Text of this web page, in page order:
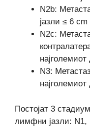
N2b:
јазли ≤ 6
N2c:
најголемиот
N3:
најголемиот
Постојат 3
лимфни јазли: N1,